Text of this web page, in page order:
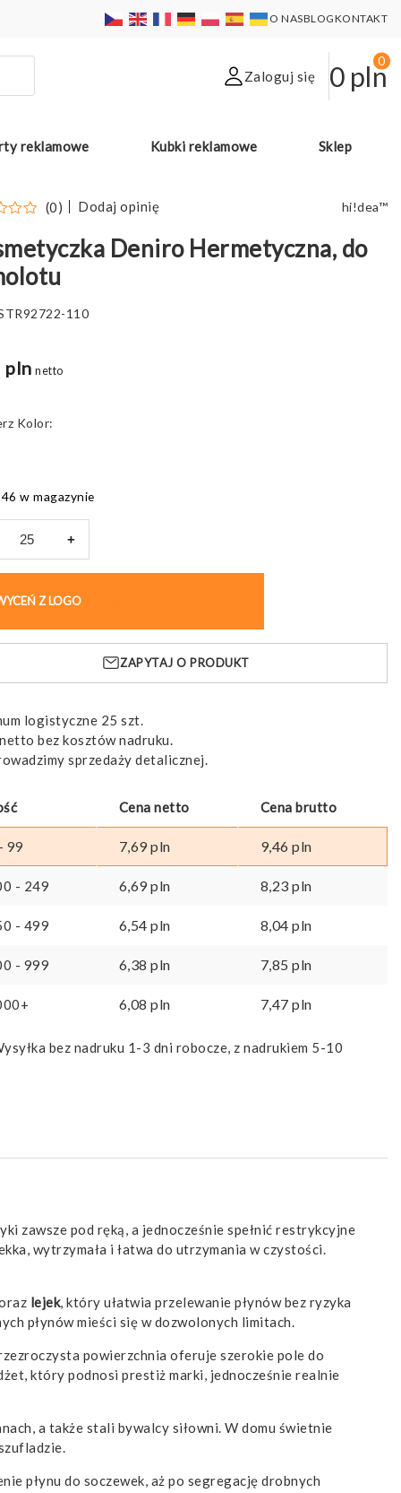
O NASBLOGKONTAKT
Zaloguj się 0 pln
0
reklamowe Kubki reklamowe Sklep
(0) Dodaj opinię hi!dea™
Deniro Hermetyczna, do
110
pln netto
Kolor
w magazynie
+
Z LOGO
ZAPYTAJ O PRODUKT
logistyczne 25 szt.
bez kosztów nadruku.
sprzedaży detalicznej.
Cena netto Cena brutto
99 7,69pln 9,46pln
- 249 6,69pln 8,23pln
- 499 6,54pln 8,04pln
- 999 6,38pln 7,85pln
6,08pln 7,47pln
bez nadruku 1-3 dni robocze, z nadrukiem 5-10
zawsze pod ręką, a jednocześnie spełnić restrykcyjne
wytrzymała i łatwa do utrzymania w czystości.
lejek, który ułatwia przelewanie płynów bez ryzyka
płynów mieści się w dozwolonych limitach.
powierzchnia oferuje szerokie pole do
który podnosi prestiż marki, jednocześnie realnie
a także stali bywalcy siłowni. W domu świetnie
płynu do soczewek, aż po segregację drobnych